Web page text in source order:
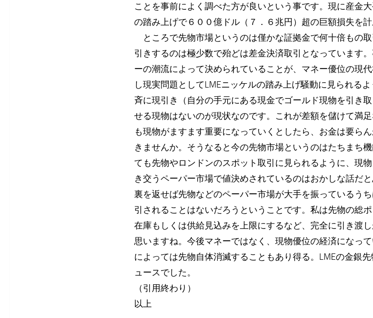
ことを事前によく調べた方が良いという事です。現に産金
の踏み上げで６００億ドル（７．６兆円）超の巨額損失を計
ところで先物市場というのは僅かな証拠金で何十倍もの
引きするのは極少数で殆どは差金決済取引となっています
ーの潮流によって決められていることが、マネー優位の現
し現実問題としてLMEニッケルの踏み上げ騒動に見られる
斉に現引き（自分の手元にある現金でゴールド現物を引き
せる現物はないのが現状なのです。これが差額を儲けて満
も現物がますます重要になっていくとしたら、お金は要ら
きませんか。そうなると今の先物市場というのはたちまち
ても先物やロンドンのスポット取引に見られるように、現
き交うペーパー市場で値決めされているのはおかしな話だと
裏を返せば先物などのペーパー市場が大手を振っているう
引されることはないだろうということです。私は先物の総
在庫もしくは供給見込みを上限にするなど、完全に引き渡
思いますね。今後マネーではなく、現物優位の経済になっ
によっては先物自体消滅することもあり得る。LMEの金銀
ュースでした。
（引用終わり）
以上